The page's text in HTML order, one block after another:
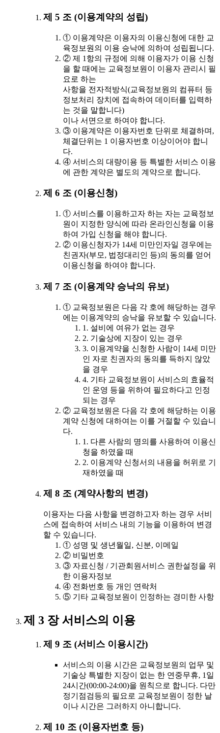
제 5 조 (이용계약의 성립)
① 이용계약은 이용자의 이용신청에 대한 교
육정보원의 이용 승낙에 의하여 성립됩니다.
② 제 1항의 규정에 의해 이용자가 이용 신청
을 할 때에는 교육정보원이 이용자 관리시 필
요로 하는
사항을 전자적방식(교육정보원의 컴퓨터 등
정보처리 장치에 접속하여 데이터를 입력하
는 것을 말합니다)
이나 서면으로 하여야 합니다.
③ 이용계약은 이용자번호 단위로 체결하며,
체결단위는 1 이용자번호 이상이어야 합니
다.
④ 서비스의 대량이용 등 특별한 서비스 이용
에 관한 계약은 별도의 계약으로 합니다.
제 6 조 (이용신청)
① 서비스를 이용하고자 하는 자는 교육정보
원이 지정한 양식에 따라 온라인신청을 이용
하여 가입 신청을 해야 합니다.
② 이용신청자가 14세 미만인자일 경우에는
친권자(부모, 법정대리인 등)의 동의를 얻어
이용신청을 하여야 합니다.
제 7 조 (이용계약 승낙의 유보)
① 교육정보원은 다음 각 호에 해당하는 경우
에는 이용계약의 승낙을 유보할 수 있습니다.
1. 설비에 여유가 없는 경우
2. 기술상에 지장이 있는 경우
3. 이용계약을 신청한 사람이 14세 미만
인 자로 친권자의 동의를 득하지 않았
을 경우
4. 기타 교육정보원이 서비스의 효율적
인 운영 등을 위하여 필요하다고 인정
되는 경우
② 교육정보원은 다음 각 호에 해당하는 이용
계약 신청에 대하여는 이를 거절할 수 있습니
다.
1. 다른 사람의 명의를 사용하여 이용신
청을 하였을 때
2. 이용계약 신청서의 내용을 허위로 기
재하였을 때
제 8 조 (계약사항의 변경)
이용자는 다음 사항을 변경하고자 하는 경우 서비
스에 접속하여 서비스 내의 기능을 이용하여 변경
할 수 있습니다.
① 성명 및 생년월일, 신분, 이메일
② 비밀번호
③ 자료신청 / 기관회원서비스 권한설정을 위
한 이용자정보
④ 전화번호 등 개인 연락처
⑤ 기타 교육정보원이 인정하는 경미한 사항
제 3 장 서비스의 이용
제 9 조 (서비스 이용시간)
서비스의 이용 시간은 교육정보원의 업무 및
기술상 특별한 지장이 없는 한 연중무휴, 1일
24시간(00:00-24:00)을 원칙으로 합니다. 다만
정기점검등의 필요로 교육정보원이 정한 날
이나 시간은 그러하지 아니합니다.
제 10 조 (이용자번호 등)